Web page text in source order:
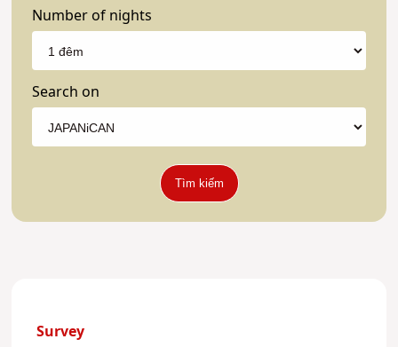
Number of nights
Search on
Tìm kiếm
Survey